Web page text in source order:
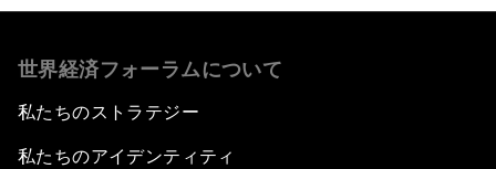
世界経済フォーラムについて
私たちのストラテジー
私たちのアイデンティティ